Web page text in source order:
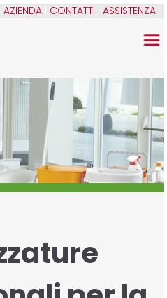
AZIENDA CONTATTI |ASSISTENZA